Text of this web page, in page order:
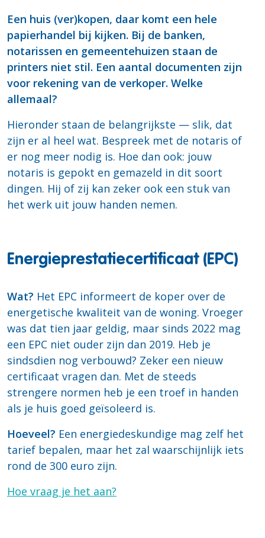
Een huis (ver)kopen, daar komt een hele
papierhandel bij kijken. Bij de banken,
notarissen en gemeentehuizen staan de
printers niet stil. Een aantal documenten zijn
voor rekening van de verkoper. Welke
allemaal?
Hieronder staan de belangrijkste — slik, dat
zijn er al heel wat. Bespreek met de notaris of
er nog meer nodig is. Hoe dan ook: jouw
notaris is gepokt en gemazeld in dit soort
dingen. Hij of zij kan zeker ook een stuk van
het werk uit jouw handen nemen.
Energieprestatiecertificaat (EPC)
Wat? Het EPC informeert de koper over de
energetische kwaliteit van de woning. Vroeger
was dat tien jaar geldig, maar sinds 2022 mag
een EPC niet ouder zijn dan 2019. Heb je
sindsdien nog verbouwd? Zeker een nieuw
certificaat vragen dan. Met de steeds
strengere normen heb je een troef in handen
als je huis goed geïsoleerd is.
Hoeveel? Een energiedeskundige mag zelf het
tarief bepalen, maar het zal waarschijnlijk iets
rond de 300 euro zijn.
Hoe vraag je het aan?